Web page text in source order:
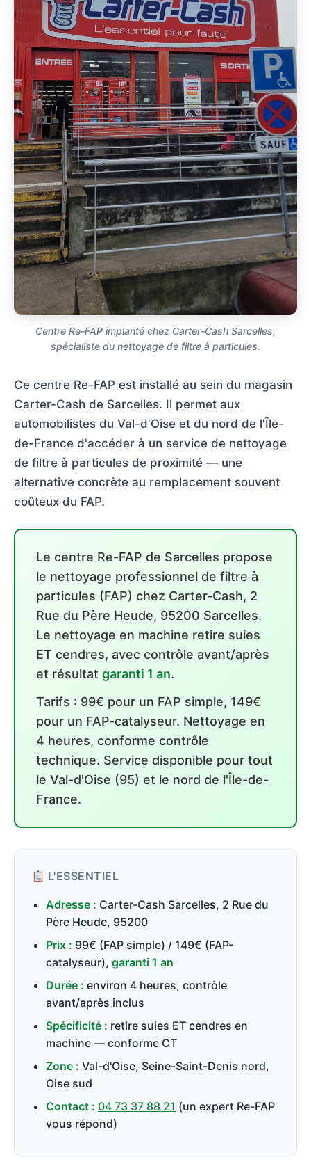
Centre Re-FAP implanté chez Carter-Cash Sarcelles,
spécialiste du nettoyage de filtre à particules.
Ce centre Re-FAP est installé au sein du magasin
Carter-Cash de Sarcelles. Il permet aux
automobilistes du Val-d'Oise et du nord de l'Île-
de-France d'accéder à un service de nettoyage
de filtre à particules de proximité — une
alternative concrète au remplacement souvent
coûteux du FAP.
Le centre Re-FAP de Sarcelles propose
le nettoyage professionnel de filtre à
particules (FAP) chez Carter-Cash, 2
Rue du Père Heude, 95200 Sarcelles.
Le nettoyage en machine retire suies
ET cendres, avec contrôle avant/après
et résultat garanti 1 an.
Tarifs : 99€ pour un FAP simple, 149€
pour un FAP-catalyseur. Nettoyage en
4 heures, conforme contrôle
technique. Service disponible pour tout
le Val-d'Oise (95) et le nord de l'Île-de-
France.
L'ESSENTIEL
Adresse : Carter-Cash Sarcelles, 2 Rue du
Père Heude, 95200
Prix : 99€ (FAP simple) / 149€ (FAP-
catalyseur), garanti 1 an
Durée : environ 4 heures, contrôle
avant/après inclus
Spécificité : retire suies ET cendres en
machine — conforme CT
Zone : Val-d'Oise, Seine-Saint-Denis nord,
Oise sud
Contact : 04 73 37 88 21 (un expert Re-FAP
vous répond)